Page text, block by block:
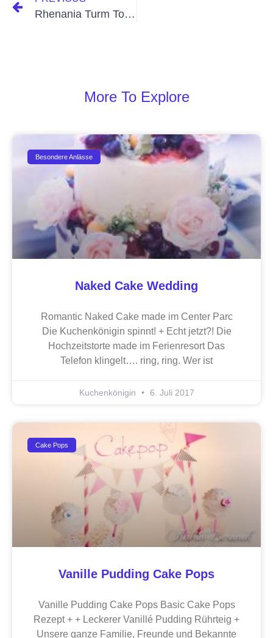
Rhenania Turm Torte
More To Explore
Besondere Anlässe
Naked Cake Wedding
Romantic Naked Cake made im Center Parc
Die Kuchenkönigin spinnt! + Echt jetzt?! Die
Hochzeitstorte made im Ferienresort Das
Telefon klingelt…. ring, ring. Wer ist
Kuchenkönigin 6. Juli 2017
Cake Pops
Vanille Pudding Cake Pops
Vanille Pudding Cake Pops Basic Cake Pops
Rezept + + Leckerer Vanillé Pudding Rührteig +
Unsere ganze Familie, Freunde und Bekannte